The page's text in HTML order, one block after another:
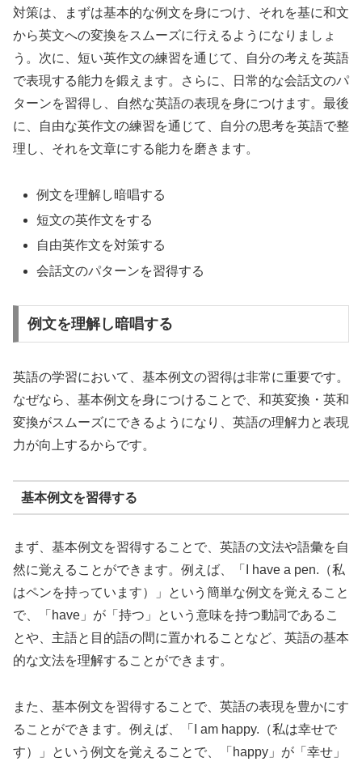
対策は、まずは基本的な例文を身につけ、それを基に和文
から英文への変換をスムーズに行えるようになりましょ
う。次に、短い英作文の練習を通じて、自分の考えを英語
で表現する能力を鍛えます。さらに、日常的な会話文のパ
ターンを習得し、自然な英語の表現を身につけます。最後
に、自由な英作文の練習を通じて、自分の思考を英語で整
理し、それを文章にする能力を磨きます。
例文を理解し暗唱する
短文の英作文をする
自由英作文を対策する
会話文のパターンを習得する
例文を理解し暗唱する
英語の学習において、基本例文の習得は非常に重要です。
なぜなら、基本例文を身につけることで、和英変換・英和
変換がスムーズにできるようになり、英語の理解力と表現
力が向上するからです。
基本例文を習得する
まず、基本例文を習得することで、英語の文法や語彙を自
然に覚えることができます。例えば、「I have a pen.（私
はペンを持っています）」という簡単な例文を覚えること
で、「have」が「持つ」という意味を持つ動詞であるこ
とや、主語と目的語の間に置かれることなど、英語の基本
的な文法を理解することができます。
また、基本例文を習得することで、英語の表現を豊かにす
ることができます。例えば、「I am happy.（私は幸せで
す）」という例文を覚えることで、「happy」が「幸せ」